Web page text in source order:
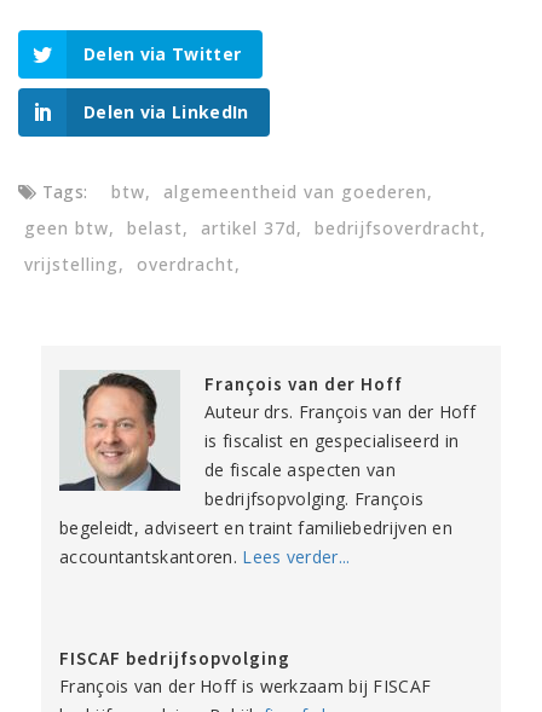
Delen via Twitter
Delen via LinkedIn
Tags: btw
algemeentheid van goederen
geen btw
belast artikel 37d
bedrijfsoverdracht
vrijstelling
overdracht
François van der Hoff
Auteur drs. François van der Hoff
is fiscalist en gespecialiseerd in
de fiscale aspecten van
bedrijfsopvolging. François
begeleidt, adviseert en traint familiebedrijven en
accountantskantoren. Lees verder...
FISCAF bedrijfsopvolging
François van der Hoff is werkzaam bij FISCAF